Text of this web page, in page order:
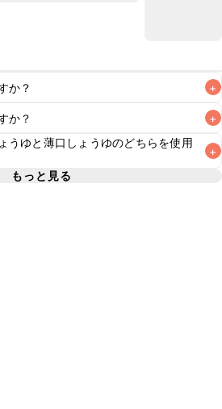
か？ +
か？ +
が目安です。なるべくお早めにお召
うゆと薄口しょうゆのどちらを使用
+
もっと見る